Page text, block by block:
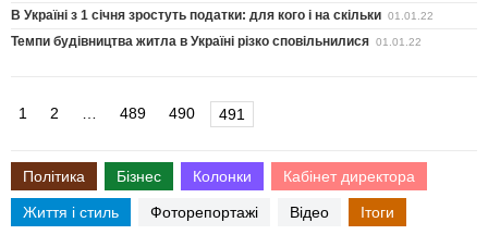
В Україні з 1 січня зростуть податки: для кого і на скільки 01.01.22
Темпи будівництва житла в Україні різко сповільнилися 01.01.22
1 2 … 489 490 491
Політика Бізнес Колонки Кабінет директора
Життя і стиль Фоторепортажі Відео Ітоги